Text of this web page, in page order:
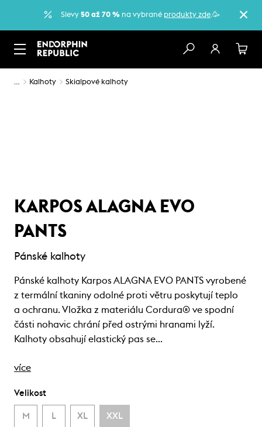
Slevy 50 až 70 % na vybrané produkty zde.🥳
… Kalhoty Skialpové kalhoty
KARPOS ALAGNA EVO
PANTS
Pánské kalhoty
Pánské kalhoty Karpos ALAGNA EVO PANTS vyrobené
z termální tkaniny odolné proti větru poskytují teplo
a ochranu. Vložka z materiálu Cordura® ve spodní
části nohavic chrání před ostrými hranami lyží.
Kalhoty obsahují elastický pas se…
více
Velikost
M L XL XXL